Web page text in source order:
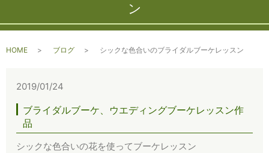
ン
HOME ブログ シックな色合いのブライダルブーケレッスン
2019/01/24
ブライダルブーケ、ウエディングブーケレッスン作
品
シックな色合いの花を使ってブーケレッスン